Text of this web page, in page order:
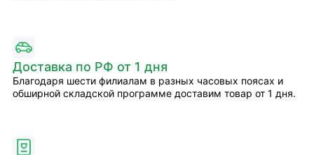
Доставка по РФ от 1 дня
Благодаря шести филиалам в разных часовых поясах и
обширной складской программе доставим товар от 1 дня.